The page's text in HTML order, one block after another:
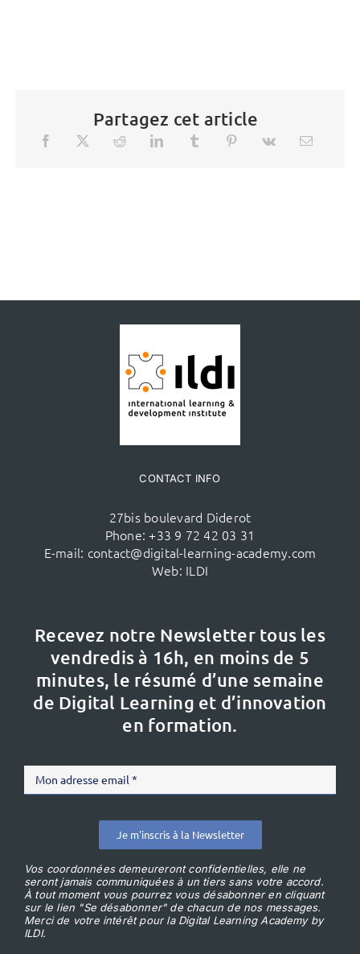
Partagez cet article
CONTACT INFO
27bis boulevard Diderot
Phone: +33 9 72 42 03 31
E-mail: contact@digital-learning-academy.com
Web: ILDI
Recevez notre Newsletter tous les
vendredis à 16h, en moins de 5
minutes, le résumé d’une semaine
de Digital Learning et d’innovation
en formation.
Je m'inscris à la Newsletter
Vos coordonnées demeureront confidentielles, elle ne
seront jamais communiquées à un tiers sans votre accord.
À tout moment vous pourrez vous désabonner en cliquant
sur le lien "Se désabonner" de chacun de nos messages.
Merci de votre intérêt pour la Digital Learning Academy by
ILDI.